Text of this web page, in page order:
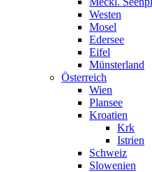
Westen
Mosel
Edersee
Eifel
Münsterland
Österreich
Wien
Plansee
Kroatien
Krk
Istrien
Schweiz
Slowenien